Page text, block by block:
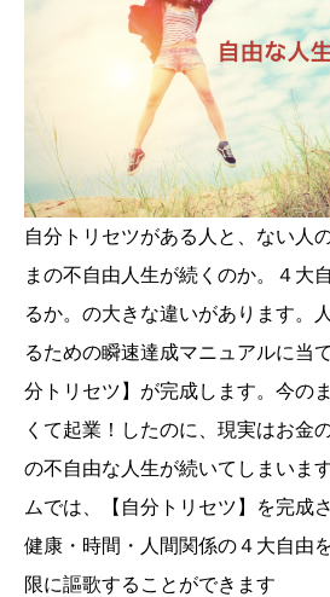
自分トリセツがある人と、ない人
まの不自由人生が続くのか。４大
るか。の大きな違いがあります。
るための瞬速達成マニュアルに当
分トリセツ】が完成します。今の
くて起業！したのに、現実はお金
の不自由な人生が続いてしまいま
ムでは、【自分トリセツ】を完成
健康・時間・人間関係の４大自由
限に謳歌することができます